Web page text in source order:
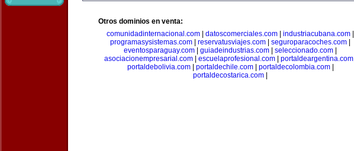
Otros dominios en venta:
comunidadinternacional.com
datoscomerciales.com industriacubana.com
programasysistemas.com
reservatusviajes.com seguroparacoches.com
eventosparaguay.com
guiadeindustrias.com seleccionado.com
asociacionempresarial.com| escuelaprofesional.com| portaldeargentina.com|
portaldebolivia.com| portaldechile.com| portaldecolombia.com|
portaldecostarica.com